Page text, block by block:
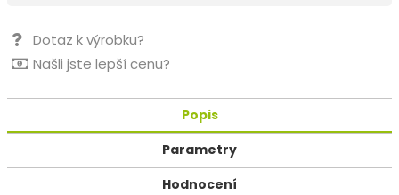
Dotaz k výrobku?
Našli jste lepší cenu?
Popis
Parametry
Hodnocení